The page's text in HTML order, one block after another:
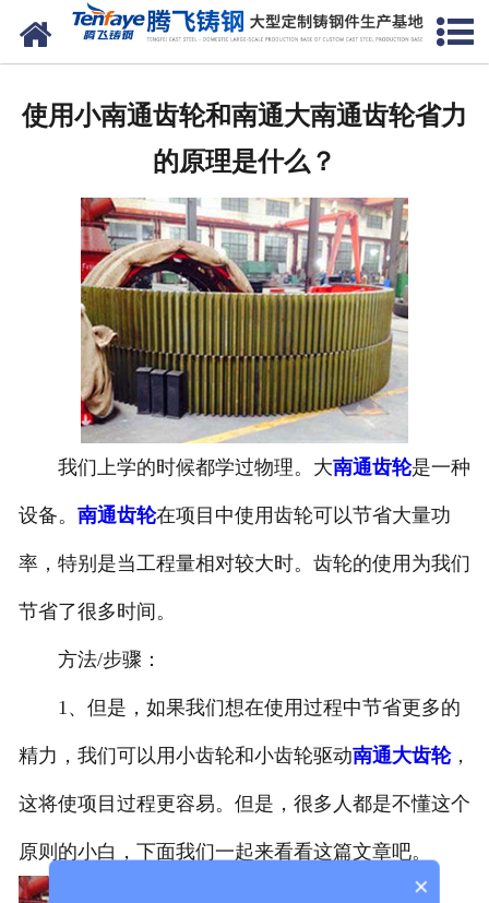
网站首页
新闻中心
客户案例
生产能力
联系我们
使用小南通齿轮和南通大南通齿轮省力
的原理是什么？
我们上学的时候都学过物理。大南通齿轮是一种
设备。 南通齿轮在项目中使用齿轮可以节省大量功
率，特别是当工程量相对较大时。齿轮的使用为我们
节省了很多时间。
方法/步骤：
1、但是，如果我们想在使用过程中节省更多的
精力，我们可以用小齿轮和小齿轮驱动南通大齿轮，
这将使项目过程更容易。但是，很多人都是不懂这个
原则的小白，下面我们一起来看看这篇文章吧。
×